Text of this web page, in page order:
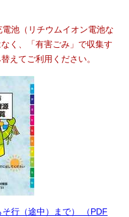
池（リチウムイオン電池な
く、「有害ごみ」で収集す
えてご利用ください。
行（途中）まで） （PDF